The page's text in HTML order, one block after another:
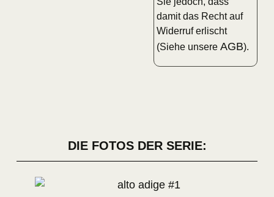
damit das Recht auf
Widerruf erlischt
(Siehe unsereAGB).
DIE FOTOS DER SERIE: